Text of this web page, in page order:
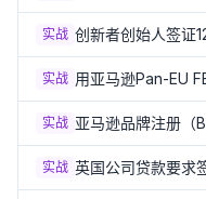
总被拒？3个实操
实战 创新者创始人签证
点：怎样才算"进
实战 用亚马逊Pan-EU
德法意西波5国注
实战 亚马逊品牌注册（
么必须要有英国商
实战 英国公司贷款要求
Guarantee）？签